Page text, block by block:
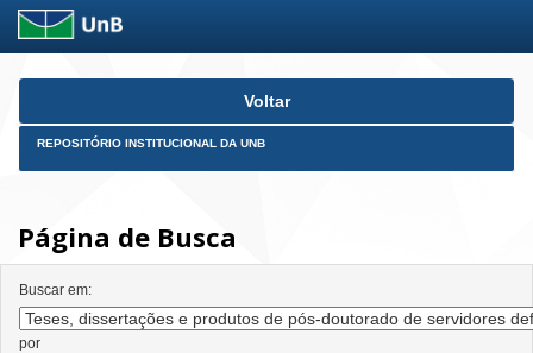
Skip
Voltar
REPOSITÓRIO INSTITUCIONAL DA UNB
Página de Busca
Buscar em:
por